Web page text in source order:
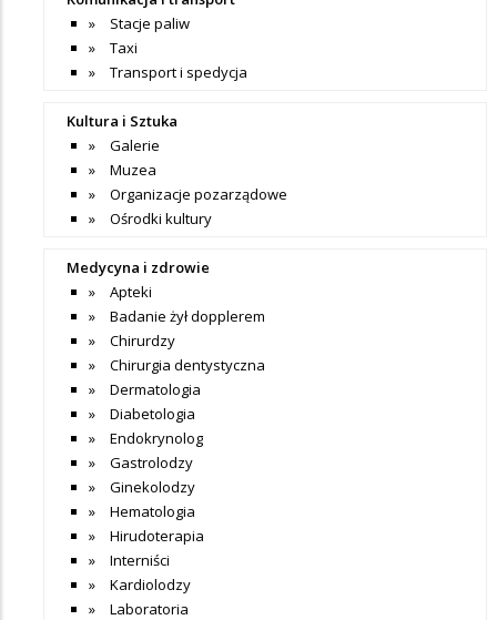
Stacje paliw
Taxi
Transport i spedycja
Kultura i Sztuka
Galerie
Muzea
Organizacje pozarządowe
Ośrodki kultury
Medycyna i zdrowie
Apteki
Badanie żył dopplerem
Chirurdzy
Chirurgia dentystyczna
Dermatologia
Diabetologia
Endokrynolog
Gastrolodzy
Ginekolodzy
Hematologia
Hirudoterapia
Interniści
Kardiolodzy
Laboratoria